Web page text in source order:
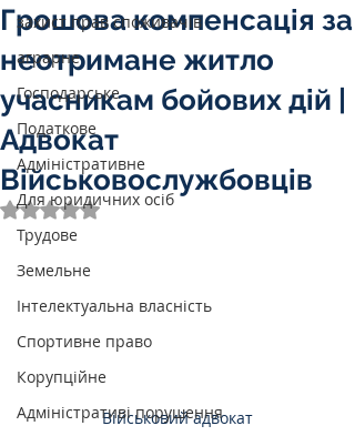
захист прав споживачів
аграрне
Господарське
Податкове
Адміністративне
Для юридичних осіб
Трудове
Земельне
Інтелектуальна власність
Спортивне право
Корупційне
Адміністративі порушення
Грошова компенсація за
неотримане житло
учасникам бойових дій |
Адвокат
Військовослужбовців
Оцінка: NaN з 5 зірок.
Військовий адвокат